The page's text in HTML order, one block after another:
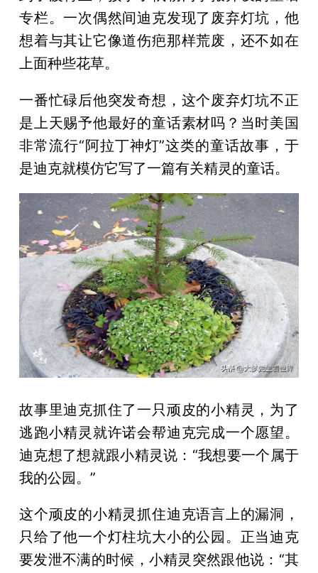
专栏。一次偶然间迪克发现了废弃灯坑，他
想着与其让它像道伤疤那样荒废，还不如在
上面种些花草。
一番忙碌后他突发奇想，这个废弃灯坑不正
是上天赐予他最好的童话素材吗？当时美国
非常流行“阿拉丁神灯”这类的童话故事，于
是迪克就模仿它写了一篇有关精灵的童话。
故事里迪克抓住了一只顽皮的小精灵，为了
逃跑小精灵就许诺会帮迪克完成一个愿望。
迪克想了想就跟小精灵说：“我想要一个属于
我的公园。”
这个顽皮的小精灵抓住迪克语言上的漏洞，
只给了他一个灯柱坑大小的公园。正当迪克
要发泄不满的时候，小精灵突然跟他说：“其